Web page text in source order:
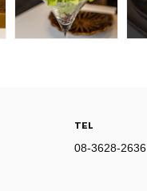
TEL
08-3628-2636